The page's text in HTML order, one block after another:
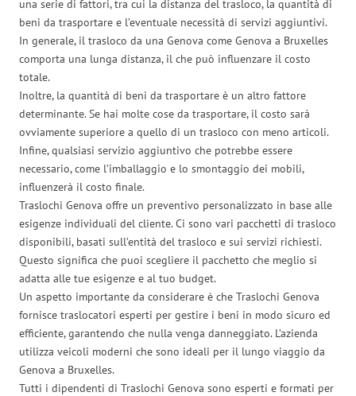
una serie di fattori, tra cui la distanza del trasloco, la quantità di
beni da trasportare e l’eventuale necessità di servizi aggiuntivi.
In generale, il trasloco da una Genova come Genova a Bruxelles
comporta una lunga distanza, il che può influenzare il costo
totale.
Inoltre, la quantità di beni da trasportare è un altro fattore
determinante. Se hai molte cose da trasportare, il costo sarà
ovviamente superiore a quello di un trasloco con meno articoli.
Infine, qualsiasi servizio aggiuntivo che potrebbe essere
necessario, come l’imballaggio e lo smontaggio dei mobili,
influenzerà il costo finale.
Traslochi Genova offre un preventivo personalizzato in base alle
esigenze individuali del cliente. Ci sono vari pacchetti di trasloco
disponibili, basati sull’entità del trasloco e sui servizi richiesti.
Questo significa che puoi scegliere il pacchetto che meglio si
adatta alle tue esigenze e al tuo budget.
Un aspetto importante da considerare è che Traslochi Genova
fornisce traslocatori esperti per gestire i beni in modo sicuro ed
efficiente, garantendo che nulla venga danneggiato. L’azienda
utilizza veicoli moderni che sono ideali per il lungo viaggio da
Genova a Bruxelles.
Tutti i dipendenti di Traslochi Genova sono esperti e formati per